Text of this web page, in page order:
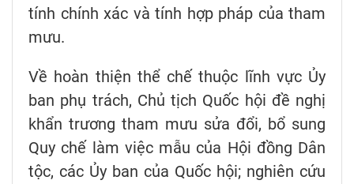
tính chính xác và tính hợp pháp của tham
mưu.
Về hoàn thiện thể chế thuộc lĩnh vực Ủy
ban phụ trách, Chủ tịch Quốc hội đề nghị
khẩn trương tham mưu sửa đổi, bổ sung
Quy chế làm việc mẫu của Hội đồng Dân
tộc, các Ủy ban của Quốc hội; nghiên cứu